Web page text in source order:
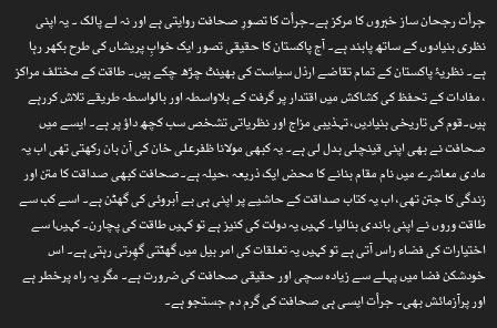
جرأت رجحان ساز خبروں کا مرکز ہے۔جرأت کا تصورِ صحافت روایتی ہے اور نہ لے پالک ۔ یہ اپنی
نظری بنیادوں کے ساتھ پابند ہے۔ آج پاکستان کا حقیقی تصور ایک خوابِ پریشاں کی طرح بکھر رہا
ہے۔ نظریۂ پاکستان کے تمام تقاضے ارذل سیاست کی بھینٹ چڑھ چکے ہیں۔ طاقت کے مختلف مراکز
، مفادات کے تحفظ کی کشاکش میں اقتدار پر گرفت کے بلاواسطہ اور بالواسطہ طریقے تلاش کررہے
ہیں۔قوم کی تاریخی بنیادیں، تہذیبی مزاج اور نظریاتی تشخص سب کچھ داؤ پر ہے۔ ایسے میں
صحافت نے بھی اپنی قینچلی بدل لی ہے۔ یہ کبھی مولانا ظفرعلی خان کی آن بان رکھتی تھی اب یہ
مادی معاشرے میں نام مقام بنانے کا محض ایک ذریعہ ،حیلہ ہے۔صحافت کبھی صداقت کا متن اور
زندگی کا جتن تھی، اب یہ کتاب صداقت کے حاشیے پر اپنی ہی بے آبروئی کی گھٹن ہے۔ اسے کب سے
طاقت وروں نے اپنی باندی بنالیا۔ کہیں یہ دولت کی کنیز ہے تو کہیں طاقت کی پچارن۔ کہیںا سے
اختیارات کی فضاء راس آتی ہے تو کہیں یہ تعلقات کی امر بیل میں گھٹتی گھِرتی رہتی ہے۔ اس
خودشکن فضا میں پہلے سے زیادہ سچی اور حقیقی صحافت کی ضرورت ہے۔ مگر یہ راہ پرخطر ہے
اور پرآزمائش بھی۔ جرأت ایسی ہی صحافت کی گرم دم جستجو ہے۔